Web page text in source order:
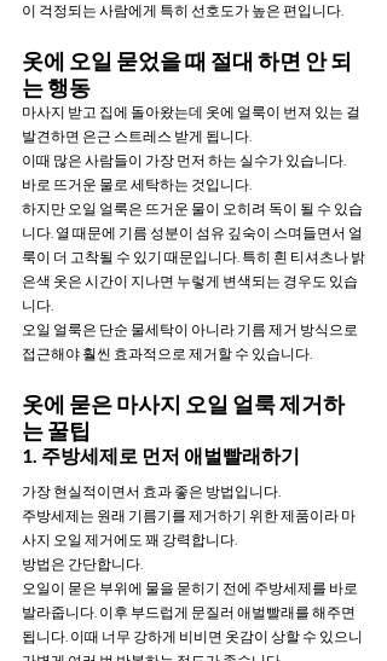
이 걱정되는 사람에게 특히 선호도가 높은 편입니다.
옷에 오일 묻었을 때 절대 하면 안 되
는 행동
마사지 받고 집에 돌아왔는데 옷에 얼룩이 번져 있는 걸
발견하면 은근 스트레스 받게 됩니다.
이때 많은 사람들이 가장 먼저 하는 실수가 있습니다.
바로 뜨거운 물로 세탁하는 것입니다.
하지만 오일 얼룩은 뜨거운 물이 오히려 독이 될 수 있습
니다. 열 때문에 기름 성분이 섬유 깊숙이 스며들면서 얼
룩이 더 고착될 수 있기 때문입니다. 특히 흰 티셔츠나 밝
은색 옷은 시간이 지나면 누렇게 변색되는 경우도 있습
니다.
오일 얼룩은 단순 물세탁이 아니라 기름 제거 방식으로
접근해야 훨씬 효과적으로 제거할 수 있습니다.
옷에 묻은 마사지 오일 얼룩 제거하
는 꿀팁
1. 주방세제로 먼저 애벌빨래하기
가장 현실적이면서 효과 좋은 방법입니다.
주방세제는 원래 기름기를 제거하기 위한 제품이라 마
사지 오일 제거에도 꽤 강력합니다.
방법은 간단합니다.
오일이 묻은 부위에 물을 묻히기 전에 주방세제를 바로
발라줍니다. 이후 부드럽게 문질러 애벌빨래를 해주면
됩니다. 이때 너무 강하게 비비면 옷감이 상할 수 있으니